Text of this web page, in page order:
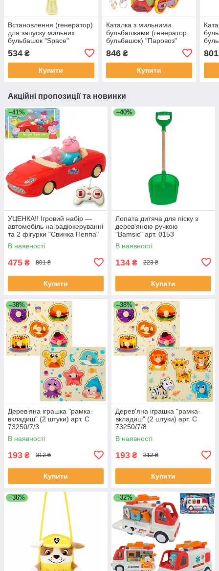
Встановлення (генератор)
для запуску мильних
бульбашок "Space"
534 ₴
Купити
Каталка з мильними
бульбашками (генератор
бульбашок) "Паровоз"
(Train bubble car) crACНА
арт. 134-71 A
846₴
Купити
арт.
801
Акційні пропозиції та новинки
–41%
УЦЕНКА!! Ігровий набір —
автомобіль на радіокеруванні
та 2 фігурки "Свинка Пеппа"
(Peppa Pig) арт. 000-1
В наявності
475 ₴ 801 ₴
Купити
–40%
Лопата дитяча для піску з
дерев'яною ручкою
"Bamsic" арт. 0153
В наявності
134 ₴ 223 ₴
Купити
–38%
Дерев'яна іграшка "рамка-
вкладиш" (2 штуки) арт. C
73250/7/3
В наявності
193 ₴ 312 ₴
Купити
–38%
Дерев'яна іграшка "рамка-
вкладиш" (2 штуки) арт. C
73250/7/8
В наявності
193 ₴ 312 ₴
Купити
–36% –32%